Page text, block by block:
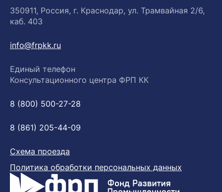
350911, Россия, г. Краснодар, ул. Трамвайная 2/6,
каб. 403
info@frpkk.ru
Единый телефон
Консультационного центра ФРП КК
8 (800) 500-27-28
8 (861) 205-44-09
Схема проезда
Политика обработки персональных данных